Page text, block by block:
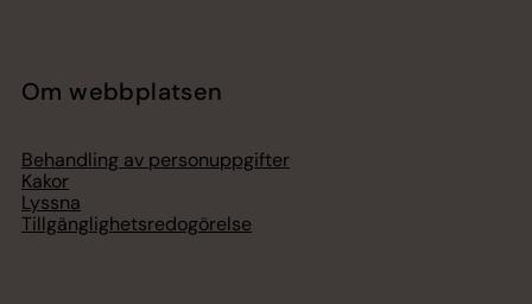
Om webbplatsen
Behandling av personuppgifter
Kakor
Lyssna
Tillgänglighetsredogörelse